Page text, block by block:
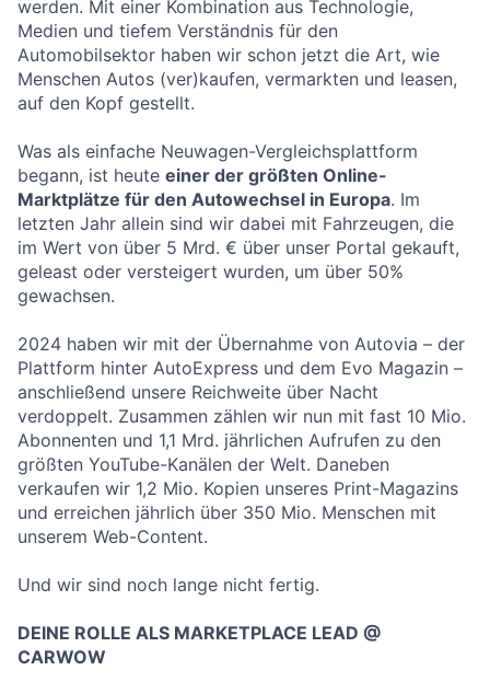
werden. Mit einer Kombination aus Technologie,
Medien und tiefem Verständnis für den
Automobilsektor haben wir schon jetzt die Art, wie
Menschen Autos (ver)kaufen, vermarkten und leasen,
auf den Kopf gestellt.
Was als einfache Neuwagen-Vergleichsplattform
begann, ist heute einer der größten Online-
Marktplätze für den Autowechsel in Europa. Im
letzten Jahr allein sind wir dabei mit Fahrzeugen, die
im Wert von über 5 Mrd. € über unser Portal gekauft,
geleast oder versteigert wurden, um über 50%
gewachsen.
2024 haben wir mit der Übernahme von Autovia – der
Plattform hinter AutoExpress und dem Evo Magazin –
anschließend unsere Reichweite über Nacht
verdoppelt. Zusammen zählen wir nun mit fast 10 Mio.
Abonnenten und 1,1 Mrd. jährlichen Aufrufen zu den
größten YouTube-Kanälen der Welt. Daneben
verkaufen wir 1,2 Mio. Kopien unseres Print-Magazins
und erreichen jährlich über 350 Mio. Menschen mit
unserem Web-Content.
Und wir sind noch lange nicht fertig.
DEINE ROLLE ALS MARKETPLACE LEAD @
CARWOW